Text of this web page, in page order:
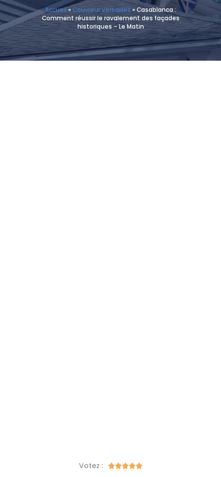
Accueil »Couvreur Versailles »Casablanca :
Comment réussir le ravalement des façades
historiques – Le Matin
Votez : 